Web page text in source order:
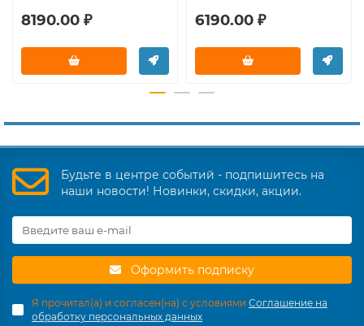
8190.00 ₽ 6190.00 ₽
Будьте в центре событий - подпишитесь на
наши новости! Новинки, скидки, акции.
Оформить подписку
Я прочитал(а) и согласен(на) с условиями Соглашение на
обработку персональных данных